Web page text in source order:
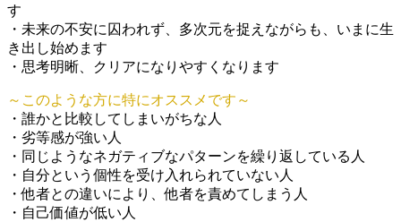
す
・未来の不安に囚われず、多次元を捉えながらも、いまに生
き出し始めます
・思考明晰、クリアになりやすくなります
～このような方に特にオススメです～
・誰かと比較してしまいがちな人
・劣等感が強い人
・同じようなネガティブなパターンを繰り返している人
・自分という個性を受け入れられていない人
・他者との違いにより、他者を責めてしまう人
・自己価値が低い人